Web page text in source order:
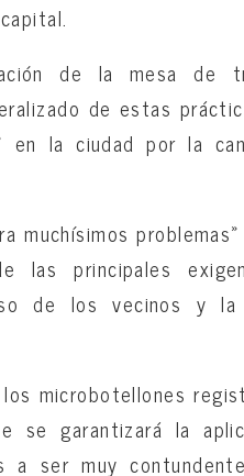
de la mesa de
de estas
en la ciudad por la
muchísimos
las principales
de los vecinos y la
microbotellones
se garantizará la
a ser muy